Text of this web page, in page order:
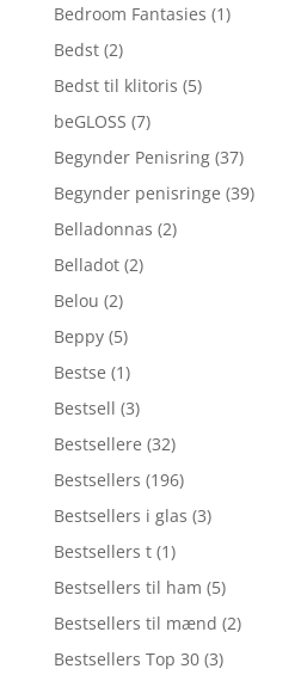
Bedroom Fantasies (1)
Bedst (2)
Bedst til klitoris (5)
beGLOSS (7)
Begynder Penisring (37)
Begynder penisringe (39)
Belladonnas (2)
Belladot (2)
Belou (2)
Beppy (5)
Bestse (1)
Bestsell (3)
Bestsellere (32)
Bestsellers (196)
Bestsellers i glas (3)
Bestsellers t (1)
Bestsellers til ham (5)
Bestsellers til mænd (2)
Bestsellers Top 30 (3)